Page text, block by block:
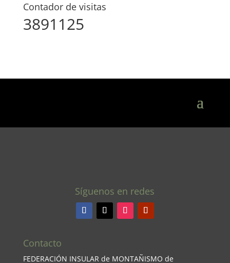
Contador de visitas
3891125
Síguenos en redes
Contacto
FEDERACIÓN INSULAR de MONTAÑISMO de